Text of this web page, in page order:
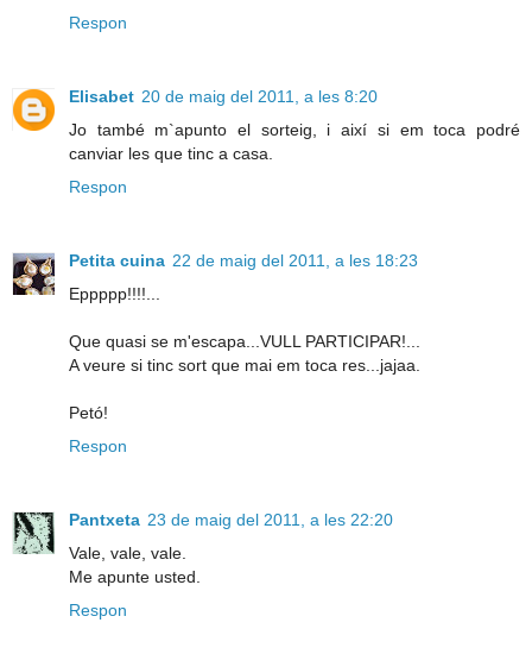
Respon
Elisabet 20 de maig del 2011, a les 8:20
Jo també m`apunto el sorteig, i així si em toca podré
canviar les que tinc a casa.
Respon
Petita cuina 22 de maig del 2011, a les 18:23
Eppppp!!!!...
Que quasi se m'escapa...VULL PARTICIPAR!...
A veure si tinc sort que mai em toca res...jajaa.
Petó!
Respon
Pantxeta 23 de maig del 2011, a les 22:20
Vale, vale, vale.
Me apunte usted.
Respon